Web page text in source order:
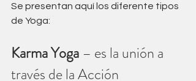
Se presentan aquí los diferente tipos
de Yoga:
Karma Yoga – es la unión a
través de la Acción